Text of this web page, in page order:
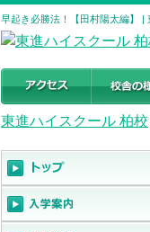
早起き必勝法！【田村陽太編】 |
東進ハイスクール 柏校